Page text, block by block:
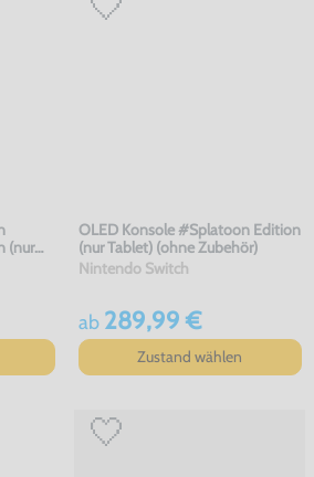
(nur
OLED Konsole #Splatoon Edition
(nur Tablet) (ohne Zubehör)
Nintendo Switch
ab 289,99 €
Zustand wählen